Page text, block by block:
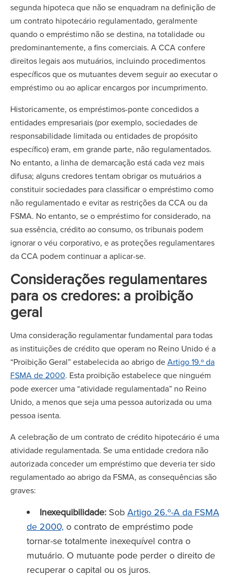
segunda hipoteca que não se enquadram na definição de
um contrato hipotecário regulamentado, geralmente
quando o empréstimo não se destina, na totalidade ou
predominantemente, a fins comerciais. A CCA confere
direitos legais aos mutuários, incluindo procedimentos
específicos que os mutuantes devem seguir ao executar o
empréstimo ou ao aplicar encargos por incumprimento.
Historicamente, os empréstimos-ponte concedidos a
entidades empresariais (por exemplo, sociedades de
responsabilidade limitada ou entidades de propósito
específico) eram, em grande parte, não regulamentados.
No entanto, a linha de demarcação está cada vez mais
difusa; alguns credores tentam obrigar os mutuários a
constituir sociedades para classificar o empréstimo como
não regulamentado e evitar as restrições da CCA ou da
FSMA. No entanto, se o empréstimo for considerado, na
sua essência, crédito ao consumo, os tribunais podem
ignorar o véu corporativo, e as proteções regulamentares
da CCA podem continuar a aplicar-se.
Considerações regulamentares
para os credores: a proibição
geral
Uma consideração regulamentar fundamental para todas
as instituições de crédito que operam no Reino Unido é a
“Proibição Geral” estabelecida ao abrigo deArtigo 19.º da
FSMA de 2000. Esta proibição estabelece que ninguém
pode exercer uma “atividade regulamentada” no Reino
Unido, a menos que seja uma pessoa autorizada ou uma
pessoa isenta.
A celebração de um contrato de crédito hipotecário é uma
atividade regulamentada. Se uma entidade credora não
autorizada conceder um empréstimo que deveria ter sido
regulamentado ao abrigo da FSMA, as consequências são
graves:
Inexequibilidade: Sob Artigo 26.º-A da FSMA
de 2000, o contrato de empréstimo pode
tornar-se totalmente inexequível contra o
mutuário. O mutuante pode perder o direito de
recuperar o capital ou os juros.